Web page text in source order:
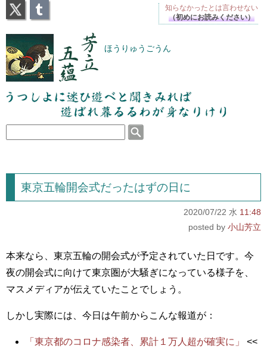
芳立五蘊 ほうりゅうごうん
うつしよに迷ひ遊べと聞きみれば遊ばれ暮るるわが
身なりけり
東京五輪開会式だったはずの日に
2020/07/22 水 11:48
小山芳立
本来なら、東京五輪の開会式が予定されていた日です。今
夜の開会式に向けて東京圏が大騒ぎになっている様子を、
マスメディアが伝えていたことでしょう。
しかし実際には、今日は午前からこんな報道が：
「東京都のコロナ感染者、累計１万人超が確実に」
<<
知らなかったとは言わせない
（初めにお読みください）
X Tumblr